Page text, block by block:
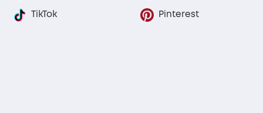
TikTok Pinterest